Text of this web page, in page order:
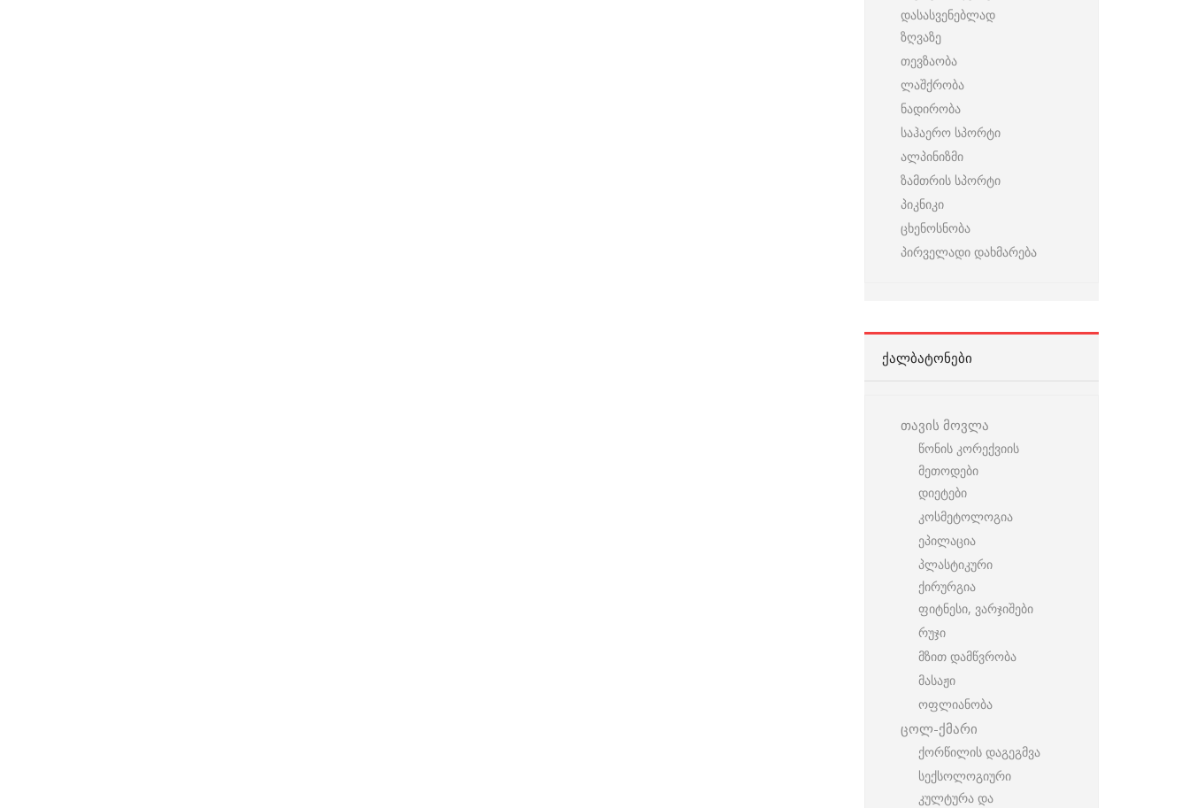
დასასვენებლად
ზღვაზე
თევზაობა
ლაშქრობა
ნადირობა
საჰაერო სპორტი
ალპინიზმი
ზამთრის სპორტი
პიკნიკი
ცხენოსნობა
პირველადი დახმარება
ᲥᲐᲚᲑᲐᲢᲝᲜᲔᲑᲘ
თავის მოვლა
წონის კორექვიის
მეთოდები
დიეტები
კოსმეტოლოგია
ეპილაცია
პლასტიკური
ქირურგია
ფიტნესი, ვარჯიშები
რუჯი
მზით დამწვრობა
მასაჟი
ოფლიანობა
ცოლ-ქმარი
ქორწილის დაგეგმვა
სექსოლოგიური
კულტურა და